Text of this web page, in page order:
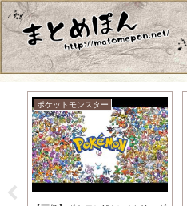
ポケットモンスター